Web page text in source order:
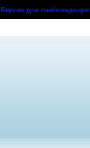
Версия для слабовидящих